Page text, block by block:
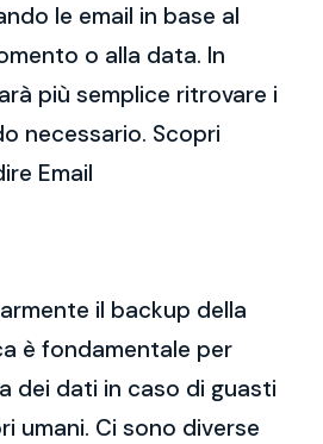
le email in base al
o alla data. In
più semplice ritrovare i
necessario. Scopri
Email
il backup della
è fondamentale per
dei dati in caso di guasti
umani. Ci sono diverse